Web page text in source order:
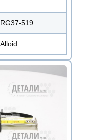
RG37-519
Alloid